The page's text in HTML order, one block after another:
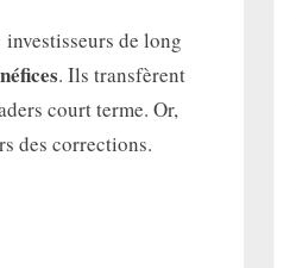
de long
. Ils transfèrent
court terme. Or,
des corrections.